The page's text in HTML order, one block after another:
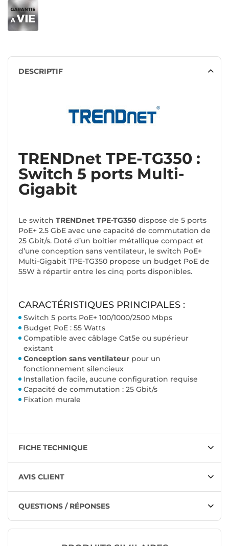
DESCRIPTIF
TRENDnet TPE-TG350 :
Switch 5 ports Multi-
Gigabit
Le switch TRENDnet TPE-TG350 dispose de 5 ports
PoE+ 2.5 GbE avec une capacité de commutation de
25 Gbit/s. Doté d’un boitier métallique compact et
d’une conception sans ventilateur, le switch PoE+
Multi-Gigabit TPE-TG350 propose un budget PoE de
55W à répartir entre les cinq ports disponibles.
CARACTÉRISTIQUES PRINCIPALES :
Switch 5 ports PoE+ 100/1000/2500 Mbps
Budget PoE : 55 Watts
Compatible avec câblage Cat5e ou supérieur
existant
Conception sans ventilateur pour un
fonctionnement silencieux
Installation facile, aucune configuration requise
Capacité de commutation : 25 Gbit/s
Fixation murale
FICHE TECHNIQUE
AVIS CLIENT
QUESTIONS / RÉPONSES